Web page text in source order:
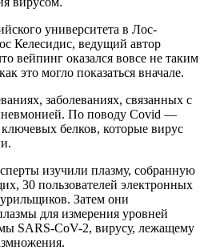
университета в Лос-
Келесидис, ведущий автор
вейпинг оказался вовсе не таким
это могло показаться вначале.
заболеваниях, связанных с
По поводу Covid —
белков, которые вирус
изучили плазму, собранную
30 пользователей электронных
Затем они
для измерения уровней
SARS-CoV-2, вирусу, лежащему